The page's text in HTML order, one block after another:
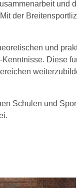
der
und
Diese
Schulen und